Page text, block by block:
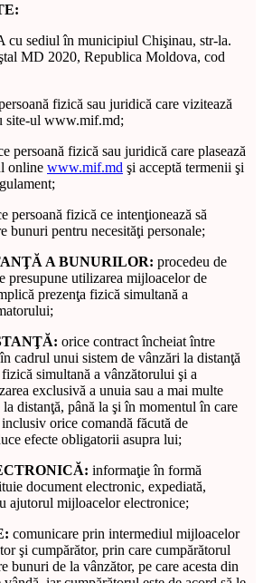
cu sediul în municipiul Chişinau, str-la.
MD 2020, Republica Moldova, cod
fizică sau juridică care vizitează
site-ul www.mif.md;
persoană fizică sau juridică care plasează
online www.mif.md şi acceptă termenii şi
persoană fizică ce intenţionează să
bunuri pentru necesităţi personale;
A BUNURILOR: procedeu de
presupune utilizarea mijloacelor de
prezenţa fizică simultană a
orice contract încheiat între
cadrul unui sistem de vânzări la distanţă
simultană a vânzătorului şi a
exclusivă a unuia sau a mai multe
distanţă, până la şi în momentul în care
orice comandă făcută de
efecte obligatorii asupra lui;
informaţie în formă
document electronic, expediată,
ajutorul mijloacelor electronice;
comunicare prin intermediul mijloacelor
şi cumpărător, prin care cumpărătorul
bunuri de la vânzător, pe care acesta din